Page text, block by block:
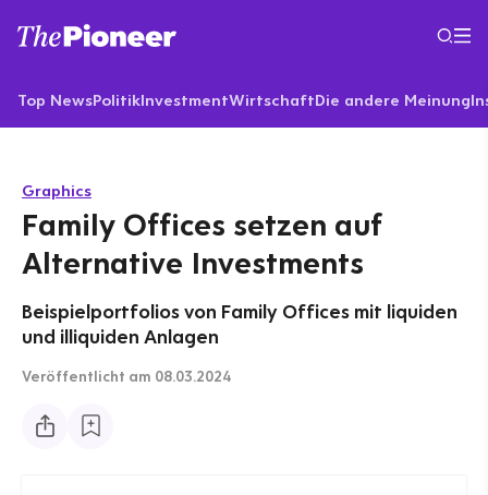
Top NewsPolitikInvestmentWirtschaftDie andere Meinung
Graphics
Family Offices setzen auf
Alternative Investments
Beispielportfolios von Family Offices mit liquiden
und illiquiden Anlagen
Veröffentlicht am 08.03.2024